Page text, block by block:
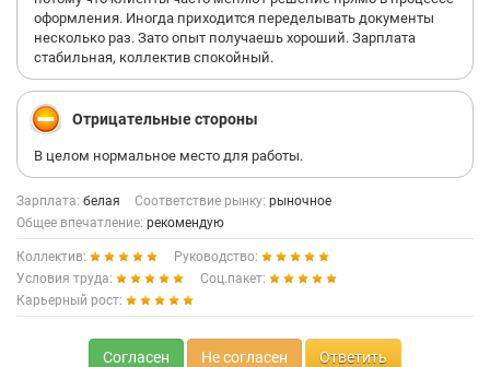
оформления. Иногда приходится переделывать документы
несколько раз. Зато опыт получаешь хороший. Зарплата
стабильная, коллектив спокойный.
Отрицательные стороны
В целом нормальное место для работы.
Зарплата: белая Соответствие рынку: рыночное
Общее впечатление: рекомендую
Коллектив:
Руководство:
Условия труда:
Соц.пакет:
Карьерный рост:
Согласен Не согласен Ответить